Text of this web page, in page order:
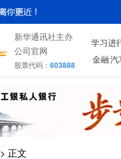
新华通讯社主办
公司官网
股票代码： 603888
学习进
金融 汽
> 正文